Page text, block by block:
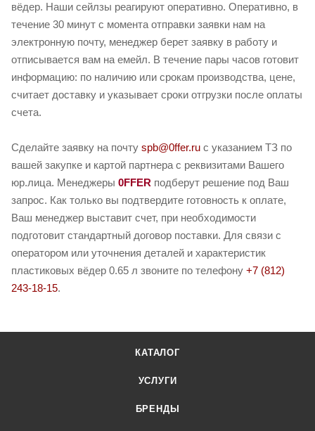
вёдер. Наши сейлзы реагируют оперативно. Оперативно, в
течение 30 минут с момента отправки заявки нам на
электронную почту, менеджер берет заявку в работу и
отписывается вам на емейл. В течение пары часов готовит
информацию: по наличию или срокам производства, цене,
считает доставку и указывает сроки отгрузки после оплаты
счета.
Сделайте заявку на почту spb@0ffer.ru с указанием ТЗ по
вашей закупке и картой партнера с реквизитами Вашего
юр.лица. Менеджеры 0FFER подберут решение под Ваш
запрос. Как только вы подтвердите готовность к оплате,
Ваш менеджер выставит счет, при необходимости
подготовит стандартный договор поставки. Для связи с
оператором или уточнения деталей и характеристик
пластиковых вёдер 0.65 л звоните по телефону +7 (812)
243-18-15.
КАТАЛОГ
УСЛУГИ
БРЕНДЫ